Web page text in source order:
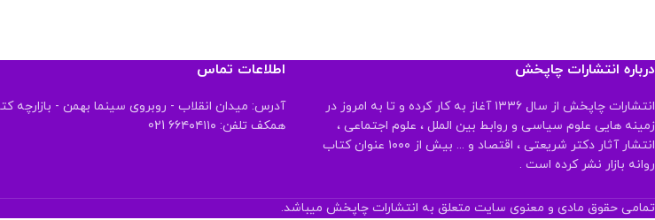
درباره انتشارات چاپخش
انتشارات چاپخش از سال ۱۳۳۶ آغاز به کار کرده و تا به امروز در
زمینه هایی علوم سیاسی و روابط بین الملل ، علوم اجتماعی ،
انتشار آثار دکتر شریعتی ، اقتصاد و ... بیش از ۱۰۰۰ عنوان کتاب
روانه بازار نشر کرده است .
اطلاعات تماس
آدرس: میدان انقلاب - روبروی سینما بهمن - بازارچه
همکف تلفن: ۶۶۴۰۴۱۱۰ 021
تمامی حقوق مادی و معنوی سایت متعلق به انتشارات چاپخش میباشد.